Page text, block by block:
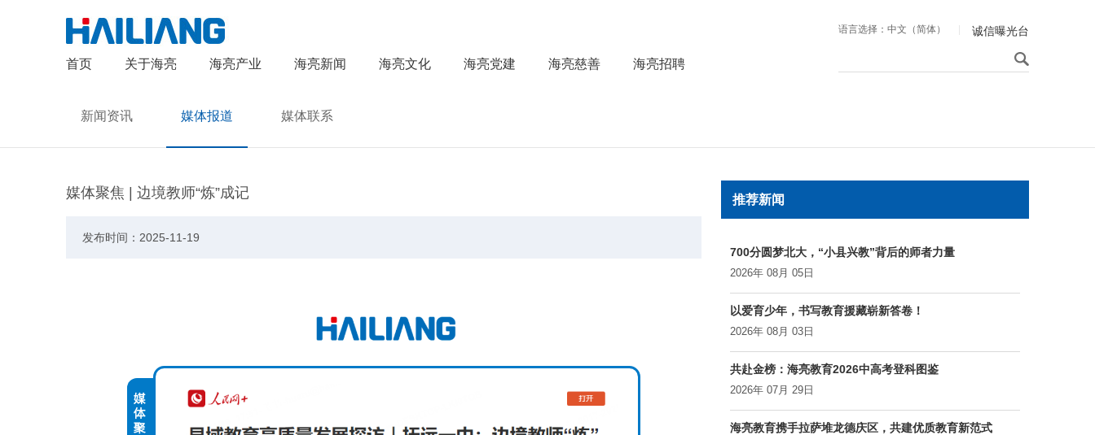
首页 关于海亮 海亮产业 海亮新闻 海亮文化 海亮党建 海亮慈善 海亮招聘
诚信曝光台
语言选择：中文（简体）
新闻资讯 媒体报道 媒体联系
媒体聚焦 | 边境教师“炼”成记
发布时间：2025-11-19
推荐新闻
700分圆梦北大，“小县兴教”背后的师者力量
2026年 08月 05日
以爱育少年，书写教育援藏崭新答卷！
2026年 08月 03日
共赴金榜：海亮教育2026中高考登科图鉴
2026年 07月 29日
海亮教育携手拉萨堆龙德庆区，共建优质教育新范式